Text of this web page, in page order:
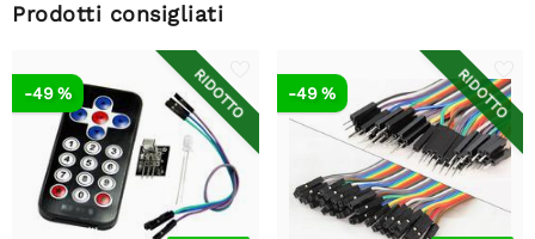
Prodotti consigliati
RIDOTTO
-49 % RIDOTTO
-49 %